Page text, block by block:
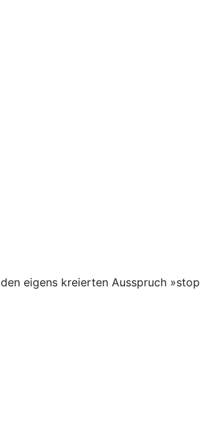
den eigens kreierten Ausspruch